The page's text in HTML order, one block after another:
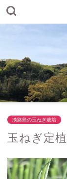
淡路島の玉ねぎ栽培
玉ねぎ定